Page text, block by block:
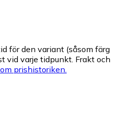
för den variant (såsom färg
vid varje tidpunkt. Frakt och
prishistoriken.